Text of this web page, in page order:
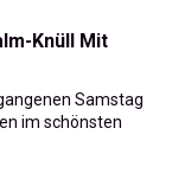
Knüll Mit
Samstag
im schönsten